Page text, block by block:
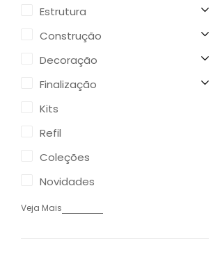
Estrutura
Construção
Decoração
Finalização
Kits
Refil
Coleções
Novidades
Veja Mais